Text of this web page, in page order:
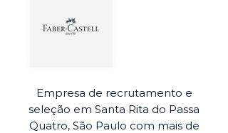
Empresa de recrutamento e
seleção em Santa Rita do Passa
Quatro, São Paulo com mais de